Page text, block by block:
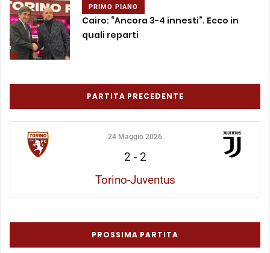
PRIMO PIANO
Cairo: “Ancora 3-4 innesti”. Ecco in
quali reparti
PARTITA PRECEDENTE
24 Maggio 2026
2 - 2
Torino-Juventus
PROSSIMA PARTITA